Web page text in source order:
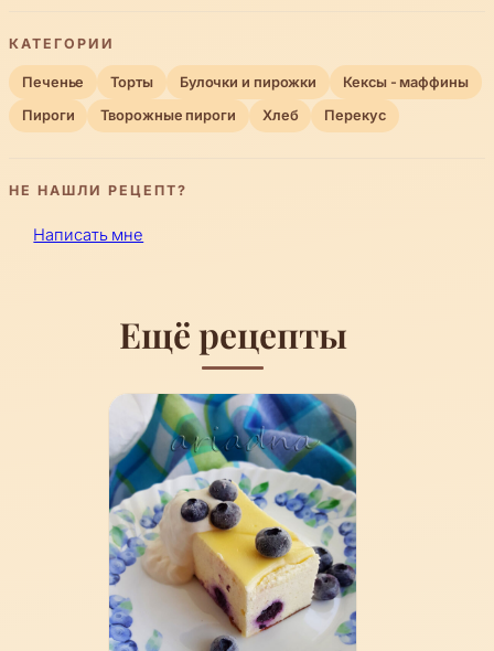
КАТЕГОРИИ
Печенье Торты Булочки и пирожки Кексы - маффины
Пироги Творожные пироги Хлеб Перекус
НЕ НАШЛИ РЕЦЕПТ?
Написать мне
Ещё рецепты